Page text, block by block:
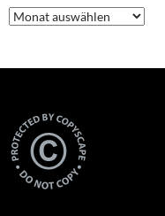
Archive
Views